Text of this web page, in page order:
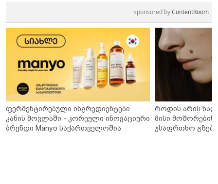
sponsored byContentRoom
ფერმენტირებული ინგრედიენტები
კანის მოვლაში - კორეული ინოვაციური
ბრენდი Manyo საქართველოშია
როდის არის
მისი მოშორების
უსაფრთხო გზები